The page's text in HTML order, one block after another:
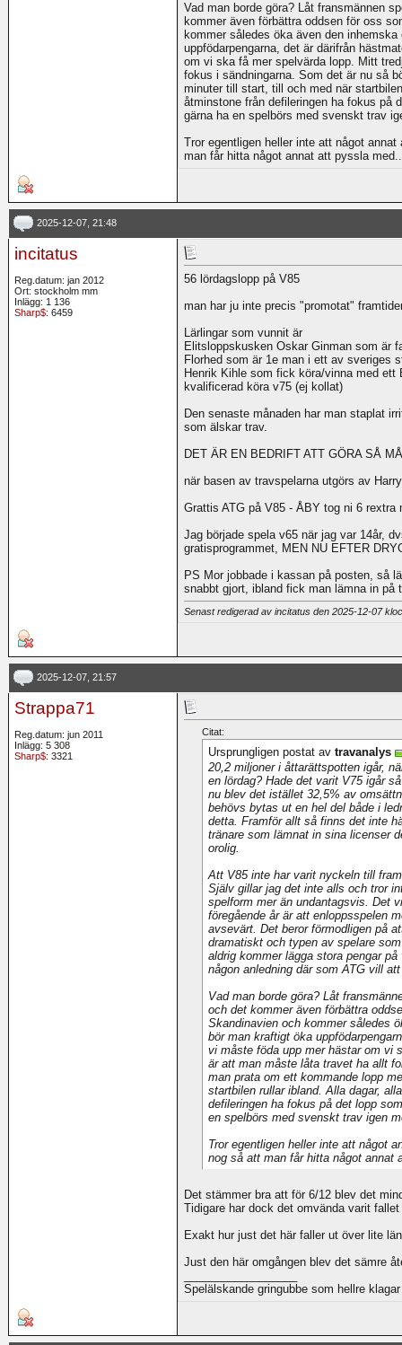
Vad man borde göra? Låt fransmännen
kommer även förbättra oddsen för oss
kommer således öka även den
uppfödarpengarna, det är därifrån
om vi ska få mer spelvärda lopp. Mitt
fokus i sändningarna. Som det är nu så
minuter till start, till och med när
åtminstone från defileringen ha fokus på
gärna ha en spelbörs med svenskt trav
Tror egentligen heller inte att något
man får hitta något annat att pyssla
2025-12-07, 21:48
incitatus
Reg.datum: jan 2012
Ort: stockholm mm
Inlägg: 1 136
Sharp$: 6459
56 lördagslopp på V85
man har ju inte precis "promotat"
Lärlingar som vunnit är
Elitsloppskusken Oskar Ginman som är
Florhed som är 1e man i ett av sveriges
Henrik Kihle som fick köra/vinna med
kvalificerad köra v75 (ej kollat)
Den senaste månaden har man staplat
som älskar trav.
DET ÄR EN BEDRIFT ATT GÖRA SÅ
när basen av travspelarna utgörs av
Grattis ATG på V85 - ÅBY tog ni 6
Jag började spela v65 när jag var 14år,
gratisprogrammet, MEN NU EFTER
PS Mor jobbade i kassan på posten, så
snabbt gjort, ibland fick man lämna in på
Senast redigerad av incitatus den 2025-12-07
2025-12-07, 21:57
Strappa71
Reg.datum: jun 2011
Inlägg: 5 308
Sharp$: 3321
Citat:
Ursprungligen postat av travanalys
20,2 miljoner i åttarättspotten igår,
en lördag? Hade det varit V75 igår
nu blev det istället 32,5% av
behövs bytas ut en hel del både i
detta. Framför allt så finns det inte
tränare som lämnat in sina licenser
orolig.
Att V85 inte har varit nyckeln till
Själv gillar jag det inte alls och tror
spelform mer än undantagsvis. Det
föregående år är att enloppsspelen
avsevärt. Det beror förmodligen på
dramatiskt och typen av spelare
aldrig kommer lägga stora pengar
någon anledning där som ATG vill
Vad man borde göra? Låt
och det kommer även förbättra
Skandinavien och kommer således
bör man kraftigt öka
vi måste föda upp mer hästar om vi
är att man måste låta travet ha allt
man prata om ett kommande lopp
startbilen rullar ibland. Alla dagar,
defileringen ha fokus på det lopp
en spelbörs med svenskt trav igen
Tror egentligen heller inte att något
nog så att man får hitta något annat
Det stämmer bra att för 6/12 blev det
Tidigare har dock det omvända varit
Exakt hur just det här faller ut över lite
Just den här omgången blev det sämre
Spelälskande gringubbe som hellre